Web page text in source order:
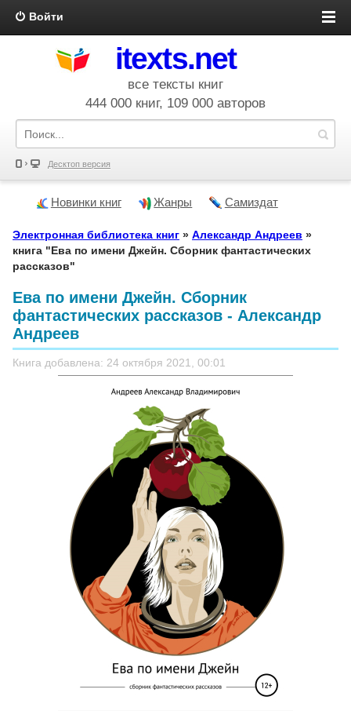
Войти
itexts.net
все тексты книг
444 000 книг, 109 000 авторов
Десктоп версия
Новинки книг Жанры Самиздат
Электронная библиотека книг » Александр Андреев »
книга "Ева по имени Джейн. Сборник фантастических
рассказов"
Ева по имени Джейн. Сборник
фантастических рассказов - Александр
Андреев
Книга добавлена: 24 октября 2021, 00:01